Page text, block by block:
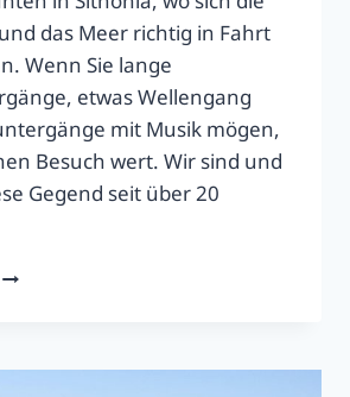
das Meer richtig in Fahrt
Wenn Sie lange
etwas Wellengang
mit Musik mögen,
Besuch wert. Wir sind und
Gegend seit über 20
TRISTINIKA